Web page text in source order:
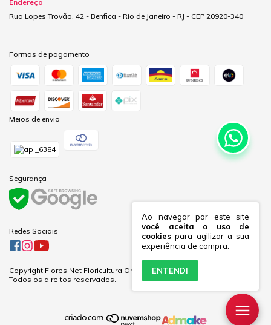
Ao navegar por este site
você aceita o uso de
cookies para agilizar a sua
experiência de compra.
ENTENDI
Endereço
Rua Lopes Trovão, 42 - Benfica - Rio de Janeiro - RJ - CEP 20920-340
Formas de pagamento
Meios de envio
Segurança
Redes Sociais
Copyright Flores Net Floricultura Online Ltda - 60281691000170 - 2026.
Todos os direitos reservados.